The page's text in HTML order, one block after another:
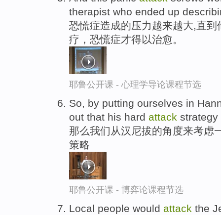
therapist who ended up
恐慌症造成的压力越来越大,直
疗，恐慌症才得以治愈。
耶鲁公开课 - 心理学导论课程节选
So, by putting ourselves in
out that his hard attack strategy
那么我们从汉尼拔的角度来考虑
策略
耶鲁公开课 - 博弈论课程节选
Local people would attack the